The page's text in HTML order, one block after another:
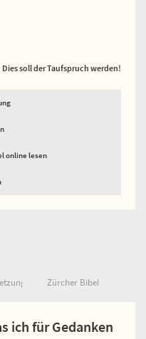
Dies soll der Taufspruch werden!
online lesen
Zürcher Bibel
ich für Gedanken